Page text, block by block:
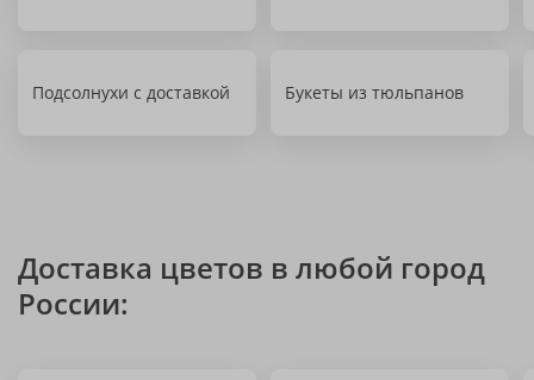
Подсолнухи с доставкой Букеты из тюльпанов
Доставка цветов в любой город
России: